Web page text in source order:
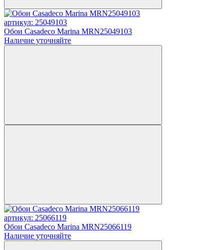
артикул: 25049103
Обои Casadeco Marina MRN25049103
Наличие уточняйте
артикул: 25066119
Обои Casadeco Marina MRN25066119
Наличие уточняйте